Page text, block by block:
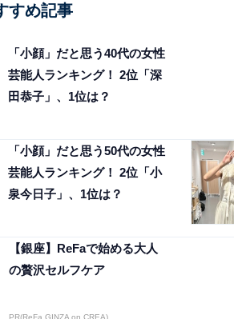
すめ記事
「小顔」だと思う40代の女性
芸能人ランキング！ 2位「深
田恭子」、1位は？
「小顔」だと思う50代の女性
芸能人ランキング！ 2位「小
泉今日子」、1位は？
【銀座】ReFaで始める大人
の贅沢セルフケア
PR(ReFa GINZA on CREA)